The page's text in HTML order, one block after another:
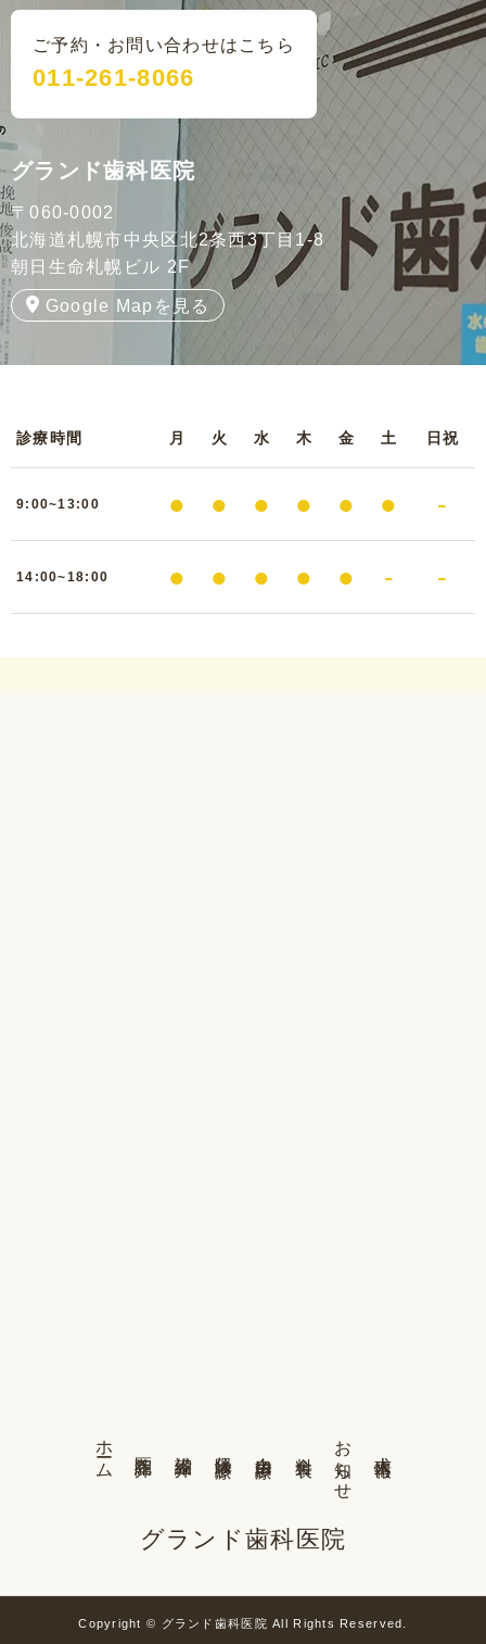
ご予約・お問い合わせはこちら
011-261-8066
グランド歯科医院
〒060-0002
北海道札幌市中央区北2条西3丁目1-8
朝日生命札幌ビル 2F
Google Mapを見る
診療時間 月 火 水 木 金 土 日祝
9:00~13:00 ● ● ● ● ● ● -
14:00~18:00 ● ● ● ● ● - -
お知らせ
ホーム
グランド歯科医院
Copyright © グランド歯科医院 All Rights Reserved.